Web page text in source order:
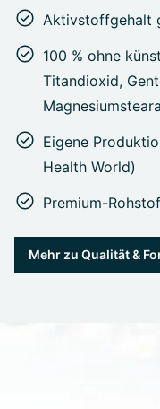
Aktivstoffgehalt
100 % ohne
Titandioxid,
Eigene
Health World)
Premium-
Mehr zu Qualität &